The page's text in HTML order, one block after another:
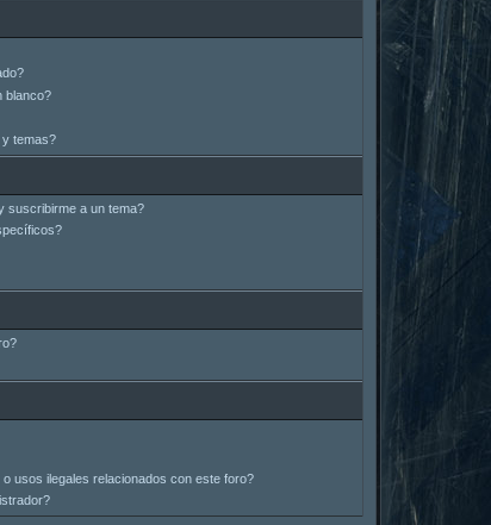
blanco?
temas?
suscribirme a un tema?
usos ilegales relacionados con este foro?